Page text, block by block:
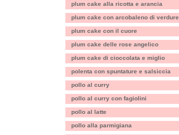
plum cake alla ricotta e arancia
plum cake con arcobaleno di verdure
plum cake con il cuore
plum cake delle rose angelico
plum cake di cioccolata e miglio
polenta con spuntature e salsiccia
pollo al curry
pollo al curry con fagiolini
pollo al latte
pollo alla parmigiana